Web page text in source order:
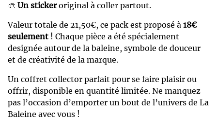
🎨 Un stickeroriginal à coller partout.
Valeur totale de 21,50€, ce pack est proposé à 18€
seulement ! Chaque pièce a été spécialement
designée autour de la baleine, symbole de douceur
et de créativité de la marque.
Un coffret collector parfait pour se faire plaisir ou
offrir, disponible en quantité limitée. Ne manquez
pas l’occasion d’emporter un bout de l’univers de La
Baleine avec vous !